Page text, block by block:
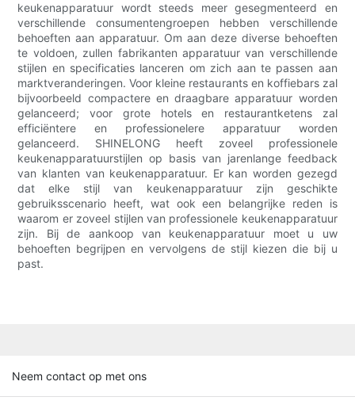
keukenapparatuur wordt steeds meer gesegmenteerd en
verschillende consumentengroepen hebben verschillende
behoeften aan apparatuur. Om aan deze diverse behoeften
te voldoen, zullen fabrikanten apparatuur van verschillende
stijlen en specificaties lanceren om zich aan te passen aan
marktveranderingen. Voor kleine restaurants en koffiebars zal
bijvoorbeeld compactere en draagbare apparatuur worden
gelanceerd; voor grote hotels en restaurantketens zal
efficiëntere en professionelere apparatuur worden
gelanceerd. SHINELONG heeft zoveel professionele
keukenapparatuurstijlen op basis van jarenlange feedback
van klanten van keukenapparatuur. Er kan worden gezegd
dat elke stijl van keukenapparatuur zijn geschikte
gebruiksscenario heeft, wat ook een belangrijke reden is
waarom er zoveel stijlen van professionele keukenapparatuur
zijn. Bij de aankoop van keukenapparatuur moet u uw
behoeften begrijpen en vervolgens de stijl kiezen die bij u
past.
Neem contact op met ons